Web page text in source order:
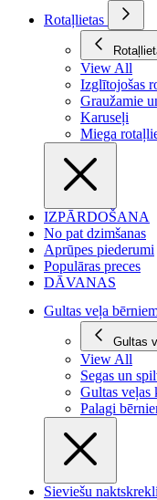
Rotaļlietas
View All
Izglītojošas
Graužamie
Karuseļi
Miega
IZPĀRDOŠANA
No pat dzimšanas
Aprūpes piederumi
Populāras preces
DĀVANAS
Gultas veļa
Gultas
View All
Segas un
Gultas veļas
Palagi
Sieviešu